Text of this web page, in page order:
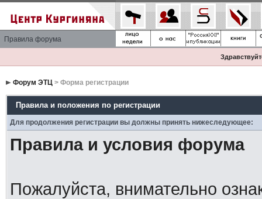
Правила форума
Форум ЭТЦ> Форма регистрации
Правила и положения по регистрации
Для продолжения регистрации вы должны принять нижеследующее:
Правила и условия форума
Пожалуйста, внимательно